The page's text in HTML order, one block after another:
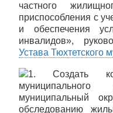
частного
приспособления с
и обеспечения
инвалидов»,
Устава Тюхтетского
1. Создать
муниципального
муниципальный
обследованию